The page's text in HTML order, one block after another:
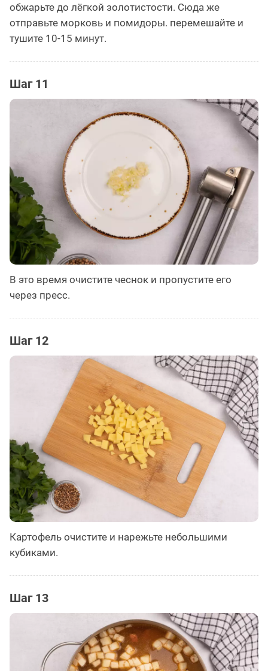
обжарьте до лёгкой золотистости. Сюда же
отправьте морковь и помидоры. перемешайте и
тушите 10-15 минут.
Шаг 11
В это время очистите чеснок и пропустите его
через пресс.
Шаг 12
Картофель очистите и нарежьте небольшими
кубиками.
Шаг 13